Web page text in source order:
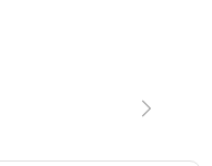
Επόμενο